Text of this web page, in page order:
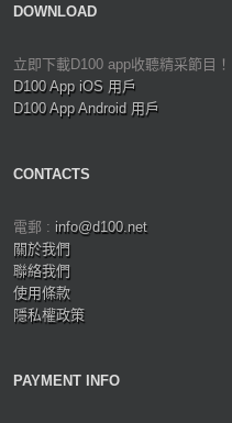
DOWNLOAD
立即下載D100 app收聽精采節目！
D100 App iOS 用戶
D100 App Android 用戶
CONTACTS
電郵 : info@d100.net
關於我們
聯絡我們
使用條款
隱私權政策
PAYMENT INFO